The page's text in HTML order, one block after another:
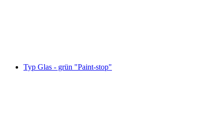
Typ Glas - grün "Paint-stop"